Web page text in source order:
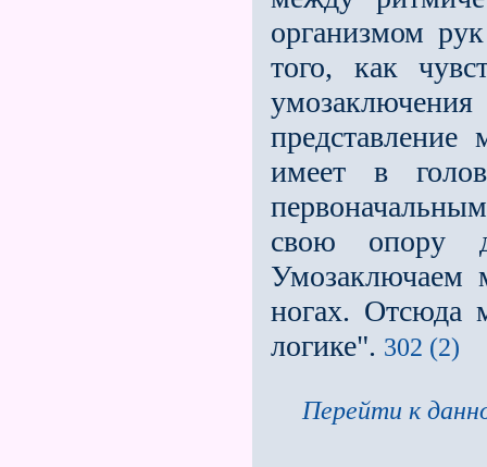
организмом
того, как
имеет в
свою опору
ногах. Отсюда
логике". 302 (2)
Перейти к